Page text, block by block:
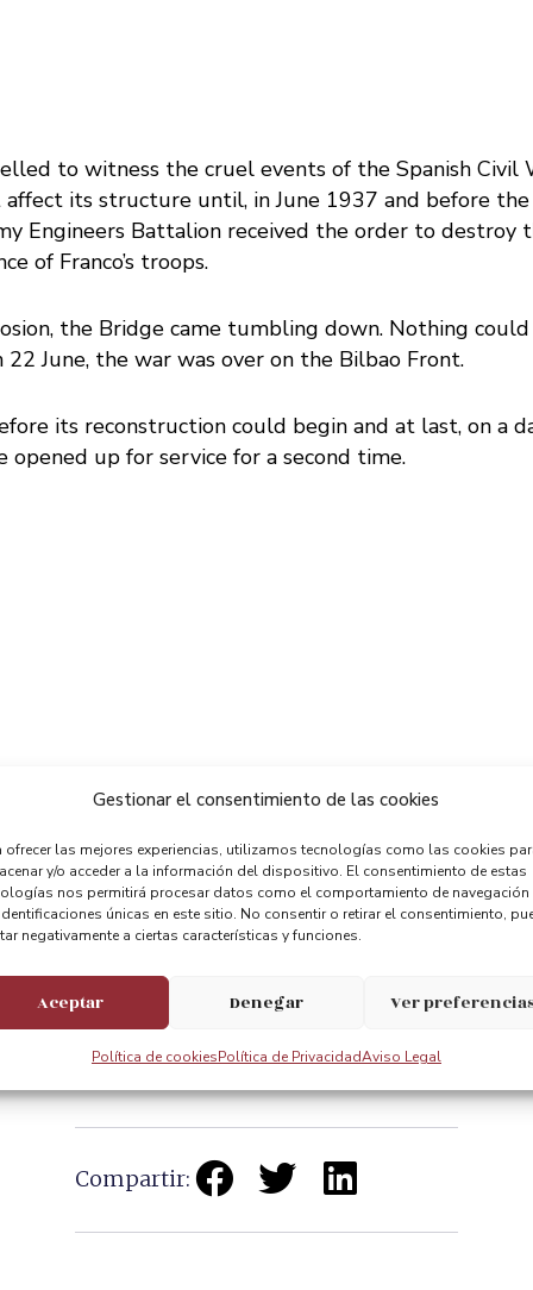
Gestionar el consentimiento de las cookies
ofrecer las mejores experiencias, utilizamos tecnologías como las cookies
y/o acceder a la información del dispositivo. El consentimiento de estas
nos permitirá procesar datos como el comportamiento de navegación
únicas en este sitio. No consentir o retirar el consentimiento,
negativamente a ciertas características y funciones.
Aceptar Denegar Ver
Política de cookiesPolítica de PrivacidadAviso Legal
to witness the cruel events of the Spanish Civil
its structure until, in June 1937 and before
Engineers Battalion received the order to destroy
of Franco’s troops.
the Bridge came tumbling down. Nothing
June, the war was over on the Bilbao Front.
its reconstruction could begin and at last, on a
opened up for service for a second time.
Compartir: